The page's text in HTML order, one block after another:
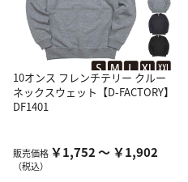
10オンス フレンチテリー クルー
ネックスウェット【D-FACTORY】
DF1401
販売価格 ￥1,752 ～ ￥1,902
（税込）